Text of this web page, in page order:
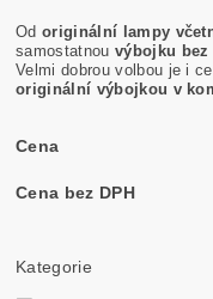
Odoriginální lampy
samostatnou výbojku bez
Velmi dobrou volbou je i
originální výbojkou v
Cena
Cena bez DPH
Kategorie